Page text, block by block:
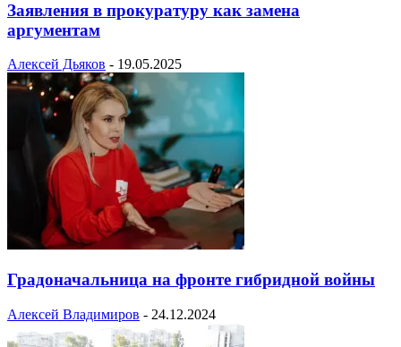
Заявления в прокуратуру как замена
аргументам
Алексей Дьяков - 19.05.2025
Градоначальница на фронте гибридной войны
Алексей Владимиров - 24.12.2024